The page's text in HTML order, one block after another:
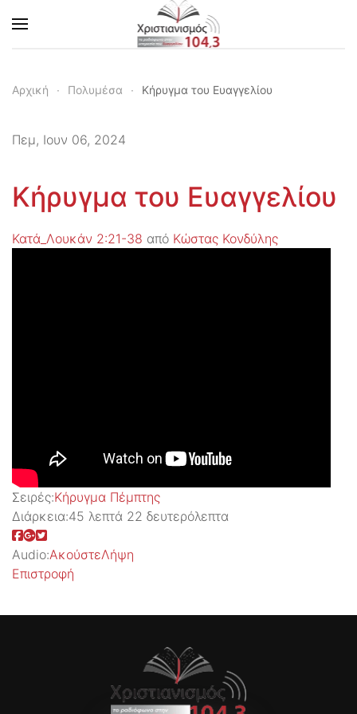
Skip to main content
Αρχική Πολυμέσα Κήρυγμα του Ευαγγελίου
Πεμ, Ιουν 06, 2024
Κήρυγμα του Ευαγγελίου
Κατά_Λουκάν 2:21-38 από Κώστας Κονδύλης
Σειρές:Kήρυγμα Πέμπτης
Διάρκεια:45 λεπτά 22 δευτερόλεπτα
Audio:ΑκούστεΛήψη
Επιστροφή